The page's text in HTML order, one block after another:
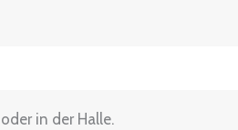
in der Halle.